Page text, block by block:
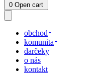
0 Open cart
obchod
komunita
darčeky
o nás
kontakt